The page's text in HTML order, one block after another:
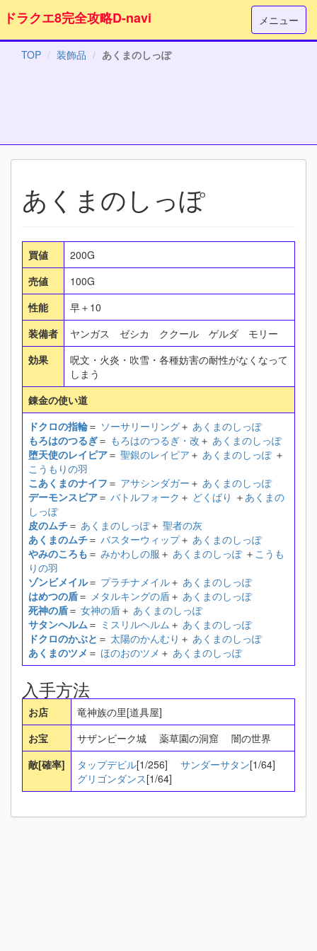
メニュー
ドラクエ8完全攻略D-navi
TOP 装飾品 あくまのしっぽ
あくまのしっぽ
買値
200G
売値
100G
性能
早＋10
装備者
ヤンガス ゼシカ ククール ゲルダ モリー
効果
呪文・火炎・吹雪・各種妨害の耐性がなくなって
しまう
錬金の使い道
ドクロの指輪＝ ソーサリーリング＋ あくまのしっぽ
もろはのつるぎ＝ もろはのつるぎ・改 ＋ あくまのしっぽ
堕天使のレイピア＝ 聖銀のレイピア ＋ あくまのしっぽ＋
こうもりの羽
こあくまのナイフ ＝ アサシンダガー ＋ あくまのしっぽ
デーモンスピア＝ バトルフォーク ＋ どくばり ＋あくまの
しっぽ
皮のムチ＝ あくまのしっぽ＋ 聖者の灰
あくまのムチ＝ バスターウィップ＋ あくまのしっぽ
やみのころも ＝ みかわしの服 ＋ あくまのしっぽ＋ こうも
りの羽
ゾンビメイル＝ プラチナメイル＋ あくまのしっぽ
はめつの盾＝ メタルキングの盾＋ あくまのしっぽ
死神の盾＝ 女神の盾＋ あくまのしっぽ
サタンヘルム＝ ミスリルヘルム ＋ あくまのしっぽ
ドクロのかぶと ＝ 太陽のかんむり ＋ あくまのしっぽ
あくまのツメ ＝ ほのおのツメ ＋ あくまのしっぽ
入手方法
お店
竜神族の里[道具屋]
お宝
サザンビーク城 薬草園の洞窟 闇の世界
敵[確率]
タップデビル[1/256] サンダーサタン[1/64]
グリゴンダンス[1/64]